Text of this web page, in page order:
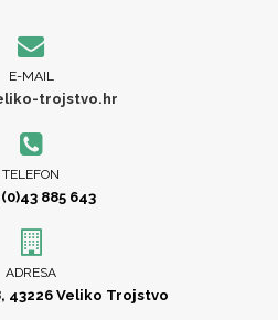
E-MAIL
trojstvo.hr
TELEFON
(0)43 885 643
ADRESA
43226 Veliko Trojstvo